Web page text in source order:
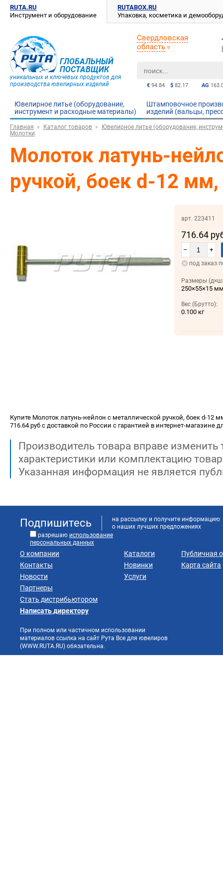
RUTA.RU
Инструмент и оборудование
RUTABOX.RU
Упаковка, косметика и
ГЛОБАЛЬНЫЙ
ПОСТАВЩИК
уникальных и ключевых продуктов для
производства ювелирных изделий
AG
€ 94.84 $ 82.17
Свердловская
область
Ювелирное литье (оборудование,
инструмент и расходные материалы)
Штамповочное
изделий (вальцы,
Главная Каталог товаров
Ювелирное литье (оборудование,
Молотки
Молоток латунь-
ручкой, боек d-12
арт. 223411
716.64
– +
под заказ
Размеры
250×55×15
Вес (Брутто):
0.100 кг
Купите Молоток латунь-нейлон с металлической ручкой, боек d-12
716.64 руб с доставкой по России с гарантией в интернет-магазине
Производитель товара вправе изменить
характеристики или комплектацию
Указанная информация не является
Подпишитесь
на рассылку и получите информацию
о наших лучших предложениях
разрешаю использование
персональных данных
О компании
Контакты
Новости
Партнеры
Стать дистрибьютором
Каталоги
Новинки
Услуги
Публичная
Карта сайта
Написать директору
При полном или частичном использовании
материалов ссылка на сайт Рута Все для ювелиров
(WWW.RUTA.RU) обязательна.